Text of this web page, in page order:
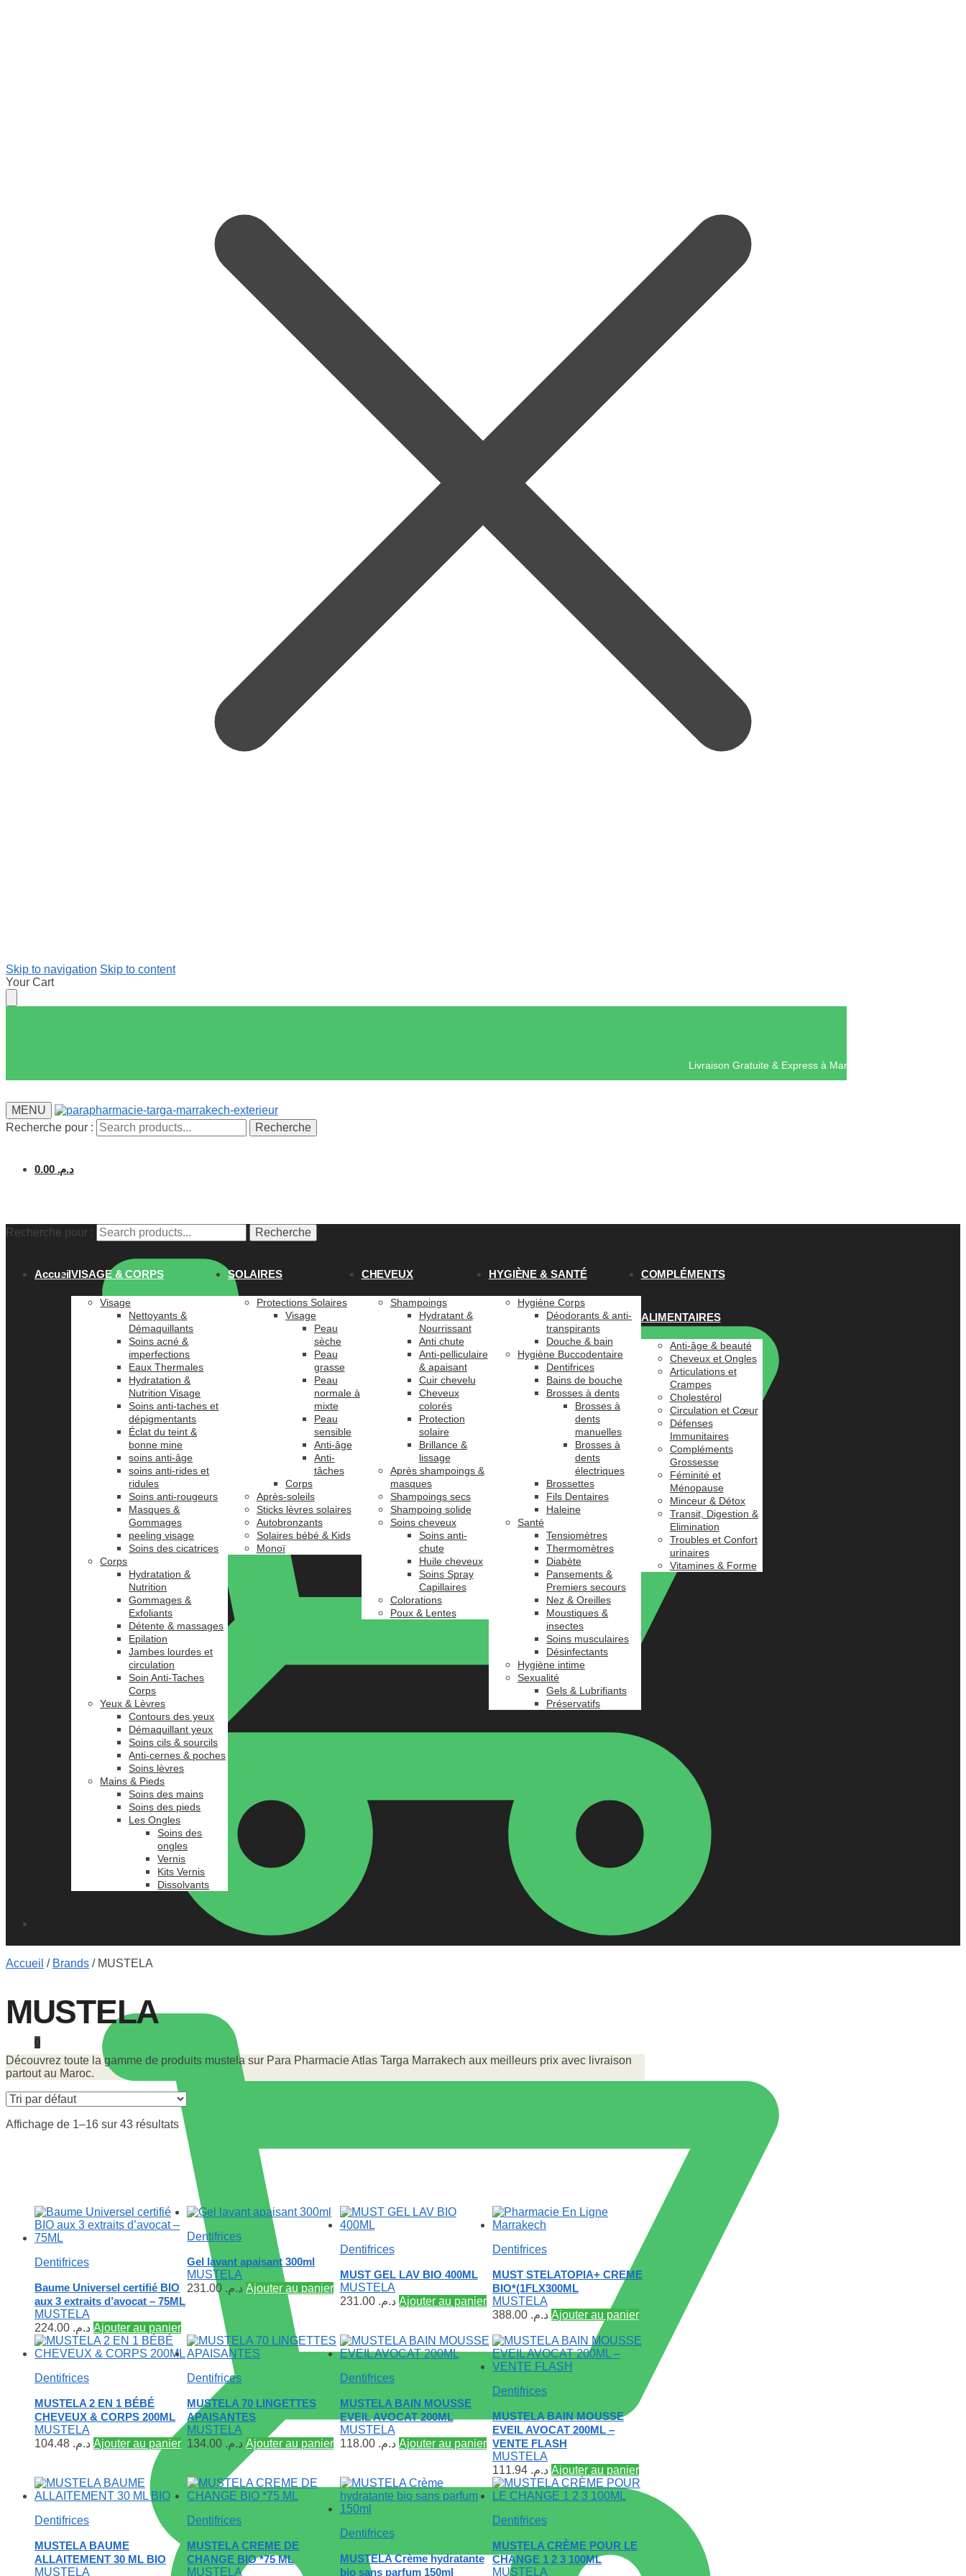
Skip to navigation Skip to content
Your Cart
Livraison Gratuite & Express à
MENU
Recherche pour :
Recherche
د.م. 0.00
0
Recherche pour : Recherche
AccueilVISAGE & CORPS
Visage
Nettoyants &
Démaquillants
Soins acné &
imperfections
Eaux Thermales
Hydratation &
Nutrition Visage
Soins anti-taches et
dépigmentants
Éclat du teint &
bonne mine
soins anti-âge
soins anti-rides et
ridules
Soins anti-rougeurs
Masques &
Gommages
peeling visage
Soins des cicatrices
Corps
Hydratation &
Nutrition
Gommages &
Exfoliants
Détente & massages
Epilation
Jambes lourdes et
circulation
Soin Anti-Taches
Corps
Yeux & Lèvres
Contours des yeux
Démaquillant yeux
Soins cils & sourcils
Anti-cernes & poches
Soins lèvres
Mains & Pieds
Soins des mains
Soins des pieds
Les Ongles
Soins des
ongles
Vernis
Kits Vernis
Dissolvants
SOLAIRES
Protections Solaires
Visage
Peau
sèche
Peau
grasse
Peau
normale à
mixte
Peau
sensible
Anti-âge
Anti-
tâches
Corps
Après-soleils
Sticks lèvres solaires
Autobronzants
Solaires bébé & Kids
Monoï
CHEVEUX
Shampoings
Hydratant &
Nourrissant
Anti chute
Anti-pelliculaire
& apaisant
Cuir chevelu
Cheveux
colorés
Protection
solaire
Brillance &
lissage
Après shampoings &
masques
Shampoings secs
Shampoing solide
Soins cheveux
Soins anti-
chute
Huile cheveux
Soins Spray
Capillaires
Colorations
Poux & Lentes
HYGIÈNE & SANTÉ
Hygiène Corps
Déodorants & anti-
transpirants
Douche & bain
Hygiène Buccodentaire
Dentifrices
Bains de bouche
Brosses à dents
Brosses à
dents
manuelles
Brosses à
dents
électriques
Brossettes
Fils Dentaires
Haleine
Santé
Tensiomètres
Thermomètres
Diabète
Pansements &
Premiers secours
Nez & Oreilles
Moustiques &
insectes
Soins musculaires
Désinfectants
Hygiène intime
Sexualité
Gels & Lubrifiants
Préservatifs
COMPLÉMENTS
ALIMENTAIRES
Anti-âge & beauté
Cheveux et Ongles
Articulations et
Crampes
Cholestérol
Circulation et Cœur
Défenses
Immunitaires
Compléments
Grossesse
Féminité et
Ménopause
Minceur & Détox
Transit, Digestion &
Elimination
Troubles et Confort
urinaires
Vitamines & Forme
Accueil / Brands / MUSTELA
MUSTELA
Découvrez toute la gamme de produits mustela sur Para Pharmacie Atlas Targa Marrakech aux meilleurs prix avec livraison
partout au Maroc.
Affichage de 1–16 sur 43 résultats
Dentifrices
Baume Universel certifié BIO
aux 3 extraits d’avocat – 75ML
MUSTELA
د.م. Ajouter au panier
Dentifrices
Gel lavant apaisant 300ml
MUSTELA
د.م. Ajouter au panier
Dentifrices
MUST GEL LAV BIO 400ML
MUSTELA
د.م. 231.00 Ajouter au panier
Dentifrices
MUST STELATOPIA+ CREME
BIO*(1FLX300ML
MUSTELA
د.م. 388.00 Ajouter au panier
Dentifrices
MUSTELA 2 EN 1 BÉBÉ
CHEVEUX & CORPS 200ML
MUSTELA
د.م. Ajouter au panier
Dentifrices
MUSTELA 70 LINGETTES
APAISANTES
MUSTELA
د.م. Ajouter au panier
Dentifrices
MUSTELA BAIN MOUSSE
EVEIL AVOCAT 200ML
MUSTELA
د.م. 118.00 Ajouter au panier
Dentifrices
MUSTELA BAIN MOUSSE
EVEIL AVOCAT 200ML –
VENTE FLASH
MUSTELA
د.م. 111.94 Ajouter au panier
Dentifrices
MUSTELA BAUME
ALLAITEMENT 30 ML BIO
MUSTELA
Dentifrices
MUSTELA CREME DE
CHANGE BIO *75 ML
MUSTELA
Dentifrices
MUSTELA Crème hydratante
bio sans parfum 150ml
Dentifrices
MUSTELA CRÈME POUR LE
CHANGE 1 2 3 100ML
MUSTELA